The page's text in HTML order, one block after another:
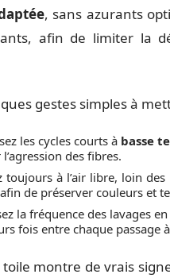
, sans azurants
afin de limiter la
gestes simples à
les cycles courts à basse
des fibres.
toujours à l’air libre, loin
de préserver couleurs et
la fréquence des lavages
fois entre chaque passage à
montre de vrais